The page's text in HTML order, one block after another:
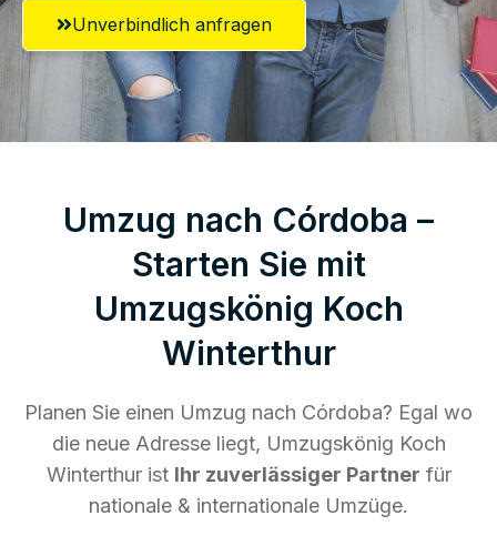
Unverbindlich anfragen
Umzug nach Córdoba –
Starten Sie mit
Umzugskönig Koch
Winterthur
Planen Sie einen Umzug nach Córdoba? Egal wo
die neue Adresse liegt, Umzugskönig Koch
Winterthur ist Ihr zuverlässiger Partner für
nationale & internationale Umzüge.